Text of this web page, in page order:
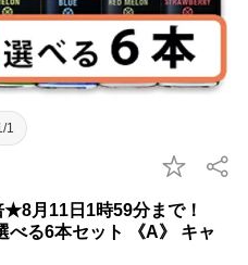
1
月11日1時59分まで！
べる6本セット 《A》 キャ